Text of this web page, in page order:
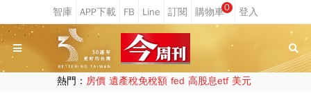
0
熱門： 房價 遺產稅免稅額 fed 高股息etf 美元